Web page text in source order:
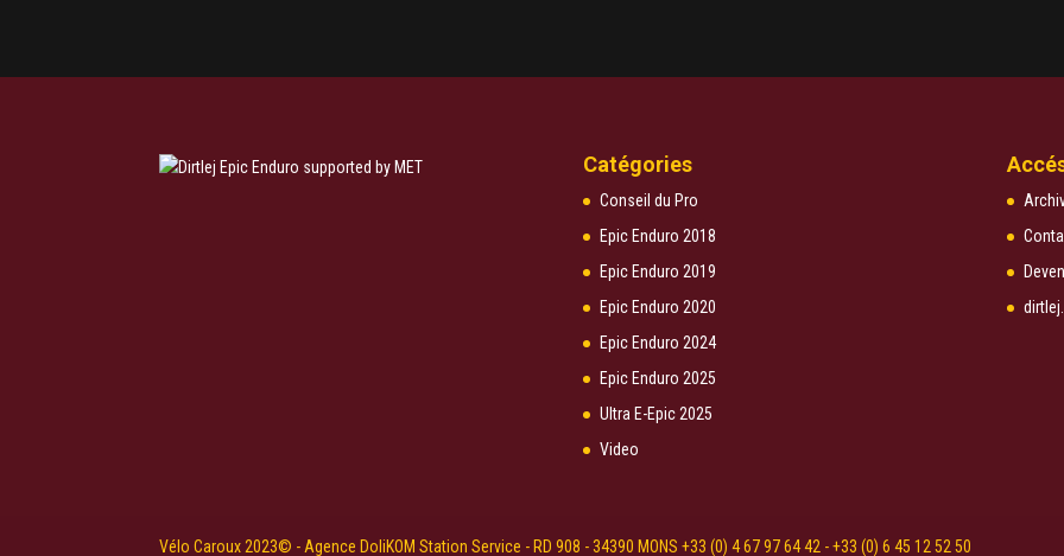
Catégories
Conseil du Pro
Epic Enduro 2018
Epic Enduro 2019
Epic Enduro 2020
Epic Enduro 2024
Epic Enduro 2025
Ultra E-Epic 2025
Video
Vélo Caroux 2023© - Agence DoliKOM Station Service - RD 908 - 34390 MONS +33 (0) 4 67 97 64 42 - +33 (0) 6 45 12 52 50